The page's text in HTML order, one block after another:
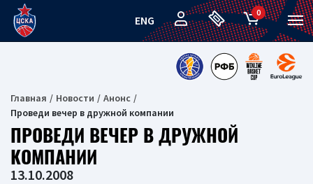
ENG
0
Главная Новости
Анонс
Проведи вечер в дружной компании
ПРОВЕДИ ВЕЧЕР В ДРУЖНОЙ
КОМПАНИИ
13.10.2008